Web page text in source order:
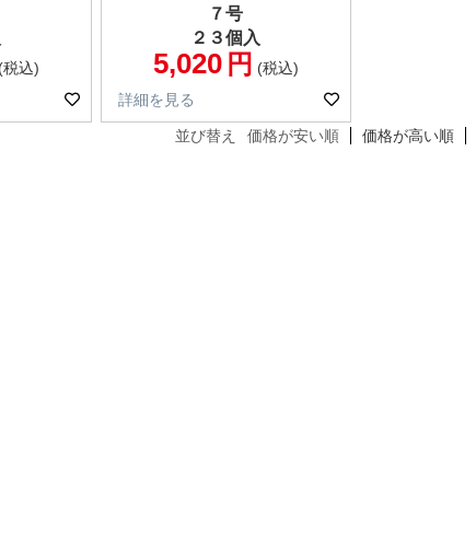
税込
７号
２３個入
5,020
税込
詳細を見る
並び替え 価格が安い順 価格が高い順